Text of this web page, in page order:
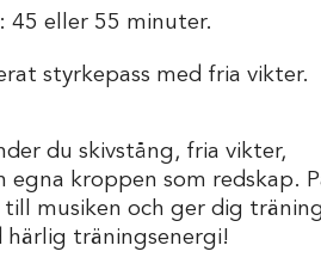
45 eller 55 minuter.
styrkepass med fria vikter.
du skivstång, fria vikter,
egna kroppen som redskap.
musiken och ger dig
härlig träningsenergi!